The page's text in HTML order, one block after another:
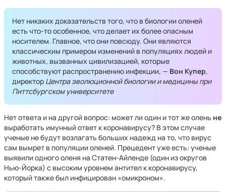
Нет никаких доказательств того, что в биологии оленей
есть что-то особенное, что делает их более опасным
носителем. Главное, что они повсюду. Они являются
классическим примером изменений в популяциях людей и
животных, вызванных цивилизацией, которые
способствуют распространению инфекции, — Вон Купер,
директор Центра эволюционной биологии и медицины при
Питтсбургском университете
Нет ответа и на другой вопрос: может ли один и тот же олень не
выработать имунный ответ к коронавирусу? В этом случае
ученые не будут возлагать больших надежд на то, что вирус
сам вымрет в популяции оленей. Прецедент уже есть: ученые
выявили одного оленя на Статен-Айленде (один из округов
Нью-Йорка) с высоким уровнем антител к коронавирусу,
который также был инфицирован «омикроном».